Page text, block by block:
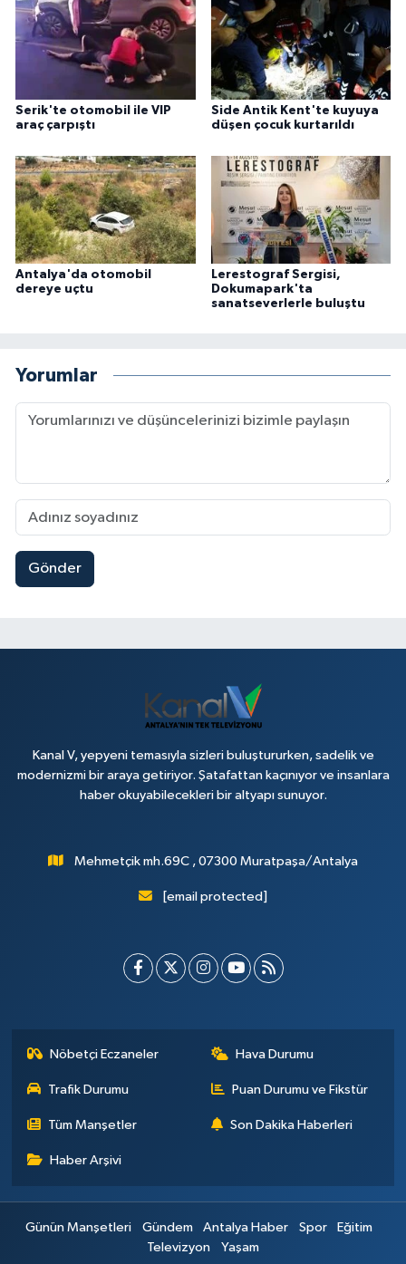
Serik'te otomobil ile VIP
araç çarpıştı
Side Antik Kent'te kuyuya
düşen çocuk kurtarıldı
Antalya'da otomobil
dereye uçtu
Lerestograf Sergisi,
Dokumapark'ta
sanatseverlerle buluştu
Yorumlar
Gönder
Kanal V, yepyeni temasıyla sizleri buluştururken, sadelik ve
modernizmi bir araya getiriyor. Şatafattan kaçınıyor ve insanlara
haber okuyabilecekleri bir altyapı sunuyor.
Mehmetçik mh.69C , 07300 Muratpaşa/Antalya
[email protected]
Nöbetçi Eczaneler Hava Durumu
Trafik Durumu Puan Durumu ve Fikstür
Tüm Manşetler Son Dakika Haberleri
Haber Arşivi
Günün Manşetleri Gündem Antalya Haber Spor
Eğitim
Televizyon
Yaşam